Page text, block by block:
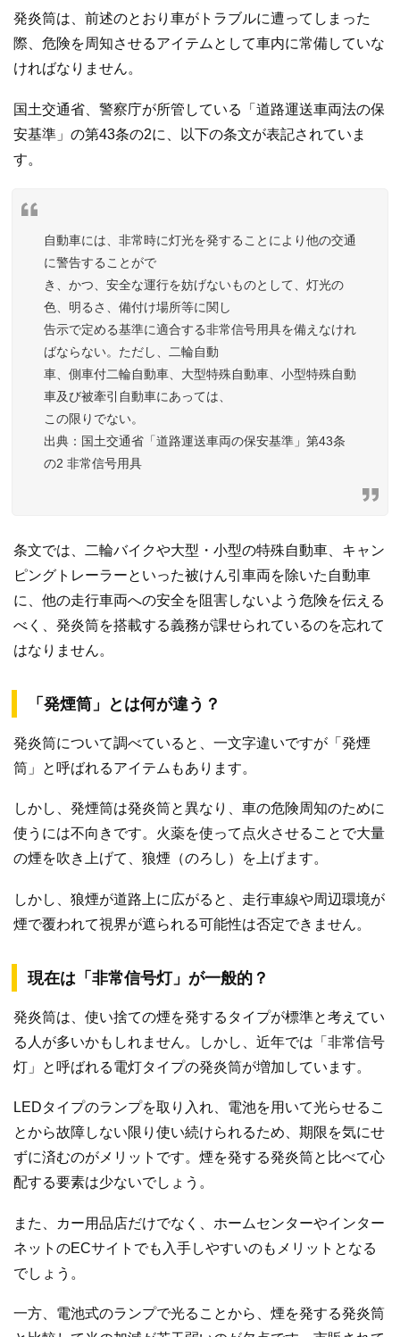
発炎筒は、前述のとおり車がトラブルに遭ってしまった
際、危険を周知させるアイテムとして車内に常備していな
ければなりません。
国土交通省、警察庁が所管している「道路運送車両法の保
安基準」の第43条の2に、以下の条文が表記されていま
す。
自動車には、非常時に灯光を発することにより他の交通
に警告することがで
き、かつ、安全な運行を妨げないものとして、灯光の
色、明るさ、備付け場所等に関し
告示で定める基準に適合する非常信号用具を備えなけれ
ばならない。ただし、二輪自動
車、側車付二輪自動車、大型特殊自動車、小型特殊自動
車及び被牽引自動車にあっては、
この限りでない。
国土交通省「道路運送車両の保安基準」第43条
の2 非常信号用具
条文では、二輪バイクや大型・小型の特殊自動車、キャン
ピングトレーラーといった被けん引車両を除いた自動車
に、他の走行車両への安全を阻害しないよう危険を伝える
べく、発炎筒を搭載する義務が課せられているのを忘れて
はなりません。
「発煙筒」とは何が違う？
発炎筒について調べていると、一文字違いですが「発煙
筒」と呼ばれるアイテムもあります。
しかし、発煙筒は発炎筒と異なり、車の危険周知のために
使うには不向きです。火薬を使って点火させることで大量
の煙を吹き上げて、狼煙（のろし）を上げます。
しかし、狼煙が道路上に広がると、走行車線や周辺環境が
煙で覆われて視界が遮られる可能性は否定できません。
現在は「非常信号灯」が一般的？
発炎筒は、使い捨ての煙を発するタイプが標準と考えてい
る人が多いかもしれません。しかし、近年では「非常信号
灯」と呼ばれる電灯タイプの発炎筒が増加しています。
LEDタイプのランプを取り入れ、電池を用いて光らせるこ
とから故障しない限り使い続けられるため、期限を気にせ
ずに済むのがメリットです。煙を発する発炎筒と比べて心
配する要素は少ないでしょう。
また、カー用品店だけでなく、ホームセンターやインター
ネットのECサイトでも入手しやすいのもメリットとなる
でしょう。
一方、電池式のランプで光ることから、煙を発する発炎筒